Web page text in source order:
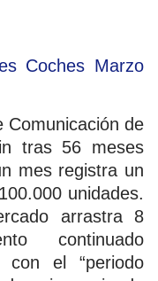
Comunicación de
tras 56 meses
mes registra un
unidades.
arrastra 8
continuado
con el “periodo